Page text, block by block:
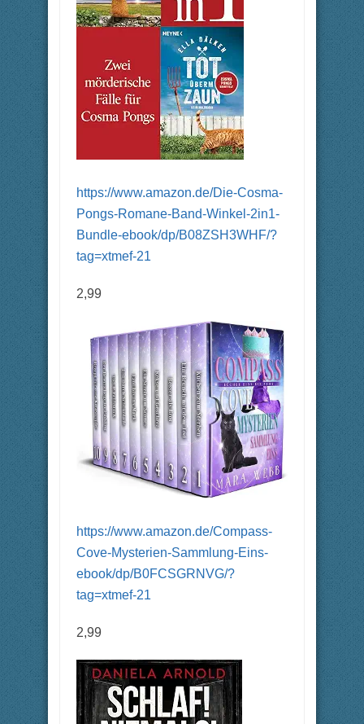
https://www.amazon.de/Die-Cosma-
Pongs-Romane-Band-Winkel-2in1-
Bundle-ebook/dp/B08ZSH3WHF/?
tag=xtmef-21
2,99
https://www.amazon.de/Compass-
Cove-Mysterien-Sammlung-Eins-
ebook/dp/B0FCSGRNVG/?
tag=xtmef-21
2,99